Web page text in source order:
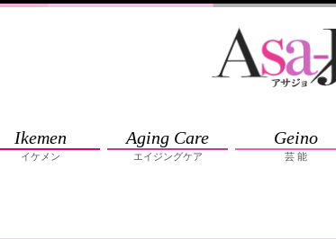
Ikemen
イケメン
Aging Care
エイジングケア
Geino
芸 能